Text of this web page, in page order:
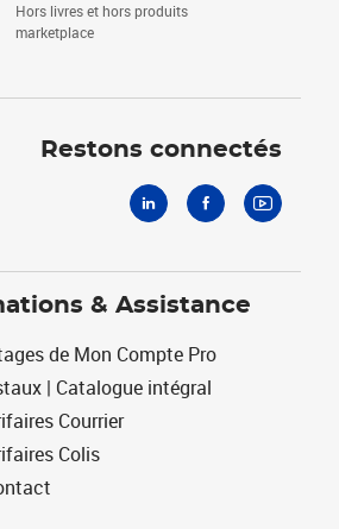
Hors livres et hors produits
marketplace
Restons connectés
& Assistance
de Mon Compte Pro
| Catalogue intégral
Courrier
Colis